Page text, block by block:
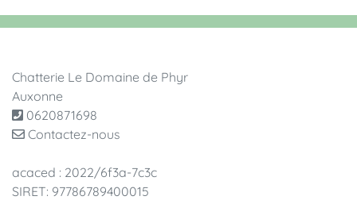
Chatterie Le Domaine de Phyr
Auxonne
0620871698
Contactez-nous
acaced : 2022/6f3a-7c3c
SIRET: 97786789400015